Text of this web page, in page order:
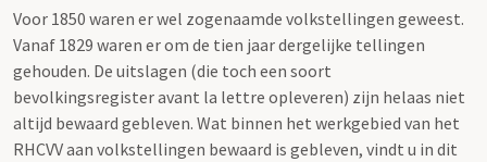
Voor 1850 waren er wel zogenaamde volkstellingen geweest.
Vanaf 1829 waren er om de tien jaar dergelijke tellingen
gehouden. De uitslagen (die toch een soort
bevolkingsregister avant la lettre opleveren) zijn helaas niet
altijd bewaard gebleven. Wat binnen het werkgebied van het
RHCVV aan volkstellingen bewaard is gebleven, vindt u in dit